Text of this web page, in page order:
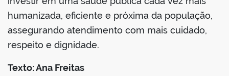
humanizada, eficiente e próxima da população,
assegurando atendimento com mais cuidado,
respeito e dignidade.
Texto: Ana Freitas